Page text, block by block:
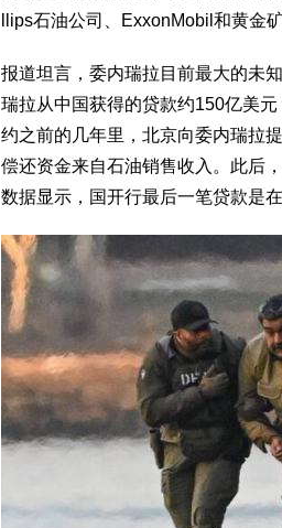
llips石油公司、ExxonMobil和黄金
报道坦言，委内瑞拉目前最大的未
瑞拉从中国获得的贷款约150亿美
约之前的几年里，北京向委内瑞拉
偿还资金来自石油销售收入。此后
数据显示，国开行最后一笔贷款是在